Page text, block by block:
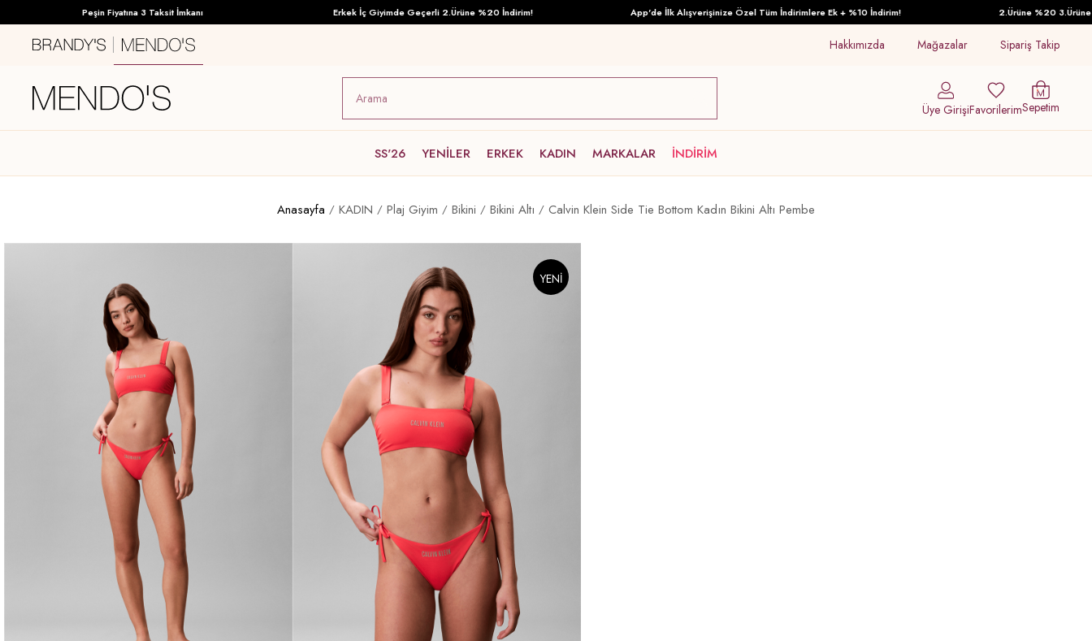
Peşin Fiyatına 3 Taksit İmkanı Erkek İç Giyimde Geçerli 2.Ürüne %20 İndirim! App'de İlk Alışverişinize Özel Tüm İndirimlere Ek + %10 İndirim! 2.Ürüne %20 3.Ürüne %30
Hakkımızda Mağazalar Sipariş Takip
Üye GirişiFavorilerimSepetim
SS'26 YENİLER ERKEK KADIN MARKALAR İNDİRİM
Anasayfa KADIN Plaj Giyim Bikini Bikini Altı Calvin Klein Side Tie Bottom Kadın Bikini Altı Pembe
YENI